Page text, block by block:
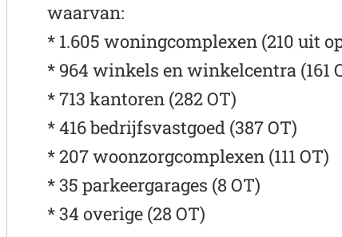
waarvan:
* 1.605 woningcomplexen (210 uit
* 964 winkels en winkelcentra (161
* 713 kantoren (282 OT)
* 416 bedrijfsvastgoed (387 OT)
* 207 woonzorgcomplexen (111 OT)
* 35 parkeergarages (8 OT)
* 34 overige (28 OT)